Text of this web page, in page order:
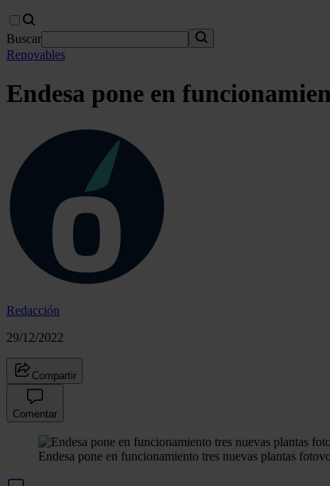
Buscar
Renovables
Endesa pone en
Redacción
29/12/2022
Compartir
Comentar
Endesa pone en funcionamiento tres nuevas plantas